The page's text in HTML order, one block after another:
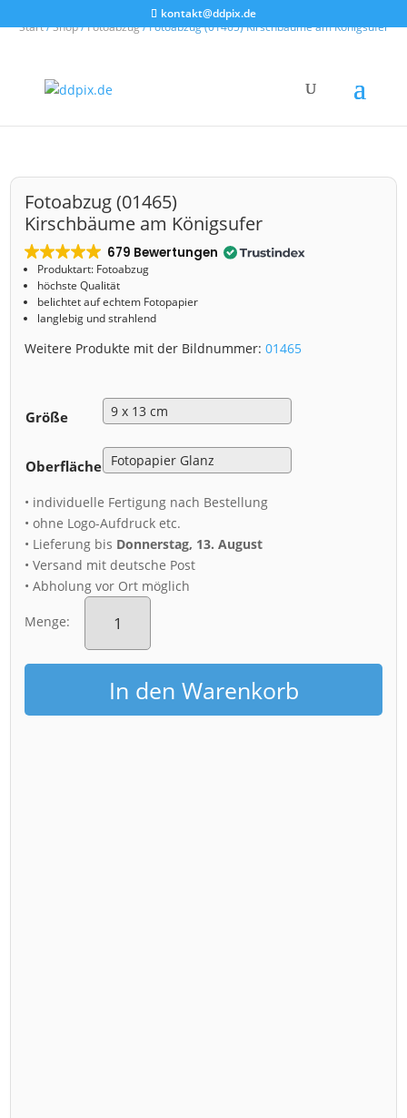
kontakt@ddpix.de
Start/Shop/Fotoabzug/ Fotoabzug (01465) Kirschbäume am Königsufer
Fotoabzug (01465)
Kirschbäume am Königsufer
679 Bewertungen
Produktart: Fotoabzug
höchste Qualität
belichtet auf echtem Fotopapier
langlebig und strahlend
Weitere Produkte mit der Bildnummer:01465
Größe
Oberfläche
• individuelle Fertigung nach Bestellung
• ohne Logo-Aufdruck etc.
• Lieferung bis Donnerstag, 13. August
• Versand mit deutsche Post
• Abholung vor Ort möglich
Menge:
Fotoabzug
(01465)
am
Königsufer
MengeIn den Warenkorb